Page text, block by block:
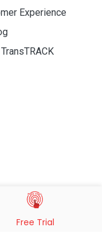
Experience
Free Trial